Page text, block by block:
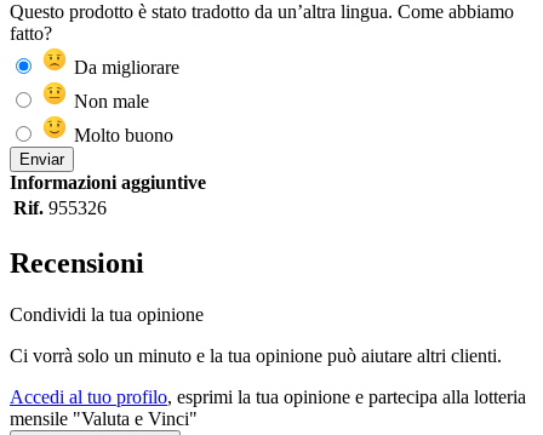
Questo prodotto è stato tradotto da un’altra lingua. Come abbiamo
fatto?
Da migliorare
Non male
Molto buono
Enviar
Informazioni aggiuntive
Rif. 955326
Recensioni
Condividi la tua opinione
Ci vorrà solo un minuto e la tua opinione può aiutare altri clienti.
Accedi al tuo profilo, esprimi la tua opinione e partecipa alla lotteria
mensile "Valuta e Vinci"